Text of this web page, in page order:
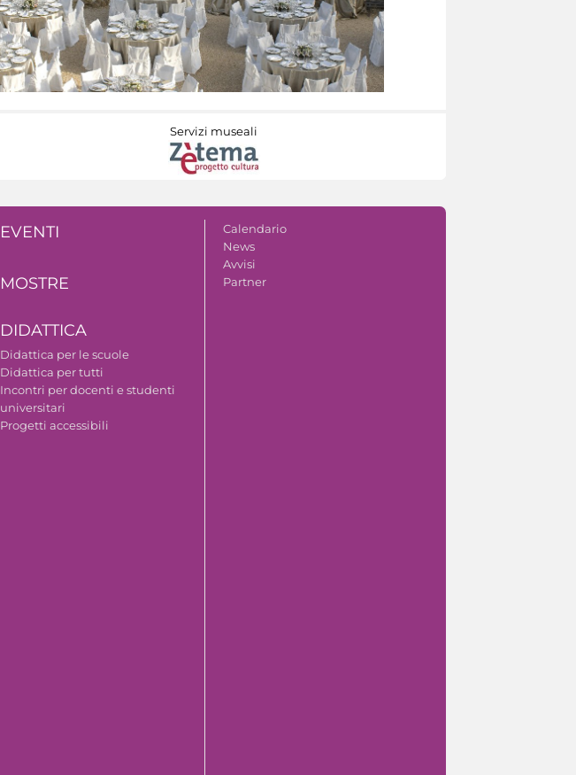
Servizi museali
EVENTI
MOSTRE
DIDATTICA
Didattica per le scuole
Didattica per tutti
Incontri per docenti e studenti
universitari
Progetti accessibili
Calendario
News
Avvisi
Partner